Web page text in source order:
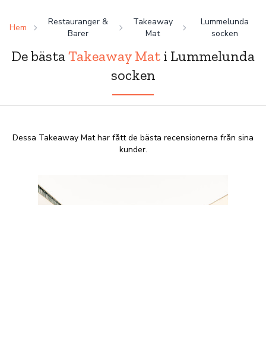
Hem
Restauranger &
Barer
Takeaway
Mat
Lummelunda
socken
De bästaTakeaway Mat i Lummelunda
socken
Dessa Takeaway Mat har fått de bästa recensionerna från sina
kunder.